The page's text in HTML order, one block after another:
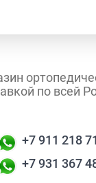
по всей
+7 911 218
+7 931 367